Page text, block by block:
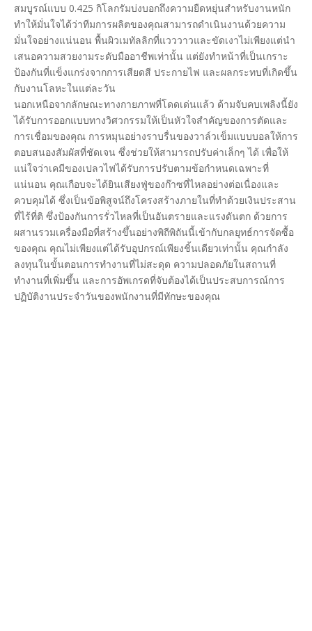
สมบูรณ์แบบ 0.425 กิโลกรัมบ่งบอกถึงความยืดหยุ่นสำหรับงานหนัก
ทำให้มั่นใจได้ว่าทีมการผลิตของคุณสามารถดำเนินงานด้วยความ
มั่นใจอย่างแน่นอน พื้นผิวเมทัลลิกที่แวววาวและขัดเงาไม่เพียงแต่นำ
เสนอความสวยงามระดับมืออาชีพเท่านั้น แต่ยังทำหน้าที่เป็นเกราะ
ป้องกันที่แข็งแกร่งจากการเสียดสี ประกายไฟ และผลกระทบที่เกิดขึ้น
กับงานโลหะในแต่ละวัน
นอกเหนือจากลักษณะทางกายภาพที่โดดเด่นแล้ว ด้ามจับคบเพลิงนี้ยัง
ได้รับการออกแบบทางวิศวกรรมให้เป็นหัวใจสำคัญของการตัดและ
การเชื่อมของคุณ การหมุนอย่างราบรื่นของวาล์วเข็มแบบบอลให้การ
ตอบสนองสัมผัสที่ชัดเจน ซึ่งช่วยให้สามารถปรับค่าเล็กๆ ได้ เพื่อให้
แน่ใจว่าเคมีของเปลวไฟได้รับการปรับตามข้อกำหนดเฉพาะที่
แน่นอน คุณเกือบจะได้ยินเสียงฟู่ของก๊าซที่ไหลอย่างต่อเนื่องและ
ควบคุมได้ ซึ่งเป็นข้อพิสูจน์ถึงโครงสร้างภายในที่ทำด้วยเงินประสาน
ที่ไร้ที่ติ ซึ่งป้องกันการรั่วไหลที่เป็นอันตรายและแรงดันตก ด้วยการ
ผสานรวมเครื่องมือที่สร้างขึ้นอย่างพิถีพิถันนี้เข้ากับกลยุทธ์การจัดซื้อ
ของคุณ คุณไม่เพียงแต่ได้รับอุปกรณ์เพียงชิ้นเดียวเท่านั้น คุณกำลัง
ลงทุนในขั้นตอนการทำงานที่ไม่สะดุด ความปลอดภัยในสถานที่
ทำงานที่เพิ่มขึ้น และการอัพเกรดที่จับต้องได้เป็นประสบการณ์การ
ปฏิบัติงานประจำวันของพนักงานที่มีทักษะของคุณ